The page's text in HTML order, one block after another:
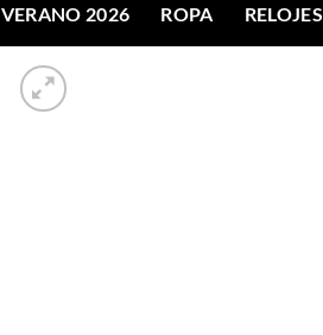
VERANO 2026 ROPA RELOJES